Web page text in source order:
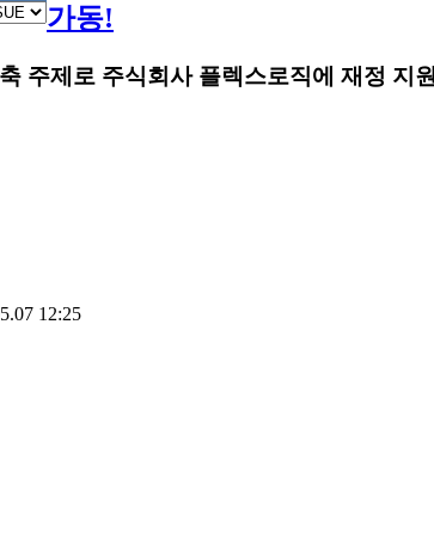
가동!
주제로 주식회사 플렉스로직에 재정 지원
12:25